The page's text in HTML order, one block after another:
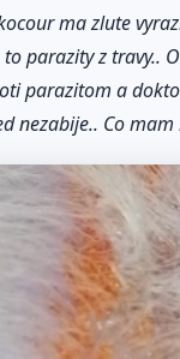
ma zlute
parazity z travy..
parazitom a
nezabije.. Co mam